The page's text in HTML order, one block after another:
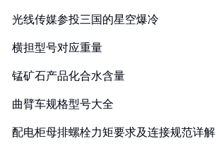
光线传媒参投三国的星空爆冷
横担型号对应重量
锰矿石产品化合水含量
曲臂车规格型号大全
配电柜母排螺栓力矩要求及连接规范详解